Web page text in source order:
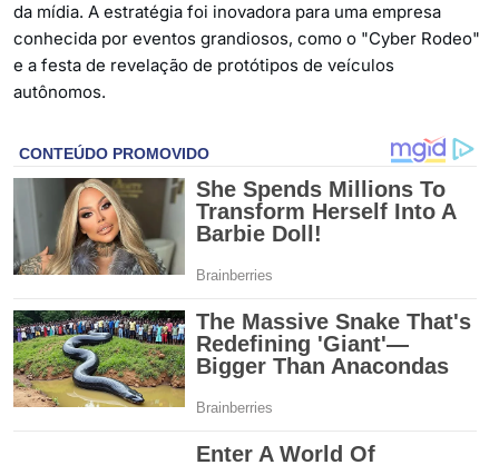
da mídia. A estratégia foi inovadora para uma empresa
conhecida por eventos grandiosos, como o "Cyber Rodeo"
e a festa de revelação de protótipos de veículos
autônomos.